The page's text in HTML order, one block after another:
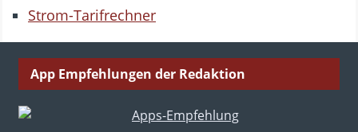
Strom-Tarifrechner
App Empfehlungen der Redaktion